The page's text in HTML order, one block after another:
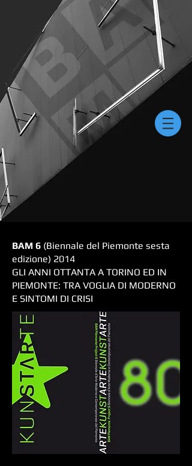
BAM 6 (Biennale del Piemonte sesta
edizione) 2014
GLI ANNI OTTANTA A TORINO ED IN
PIEMONTE: TRA VOGLIA DI MODERNO
E SINTOMI DI CRISI